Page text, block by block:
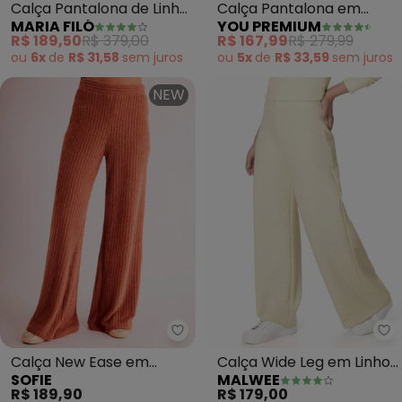
Calça Pantalona de Linho
Cós Largo (Rosa)
MARIA FILÓ
R$ 189,50R$ 379,00
ou 6x de R$ 31,58 sem juros
Calça Pantalona em
Viscose(Terracota)
YOU PREMIUM
R$ 167,99R$ 279,99
ou 5x de R$ 33,59 sem juros
NEW
Sofie - Calça New Ease em
Calça New Ease em
Tricot Maquinetado
SOFIE
R$ 189,90
Calça Wide Leg em Linho
(Off White)
MALWEE
R$ 179,00